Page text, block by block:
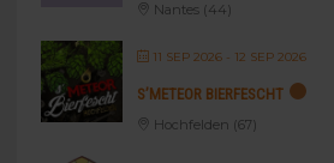
Nantes (44)
11 SEP 2026- 12 SEP 2026
S’METEOR BIERFESCHT
Hochfelden (67)